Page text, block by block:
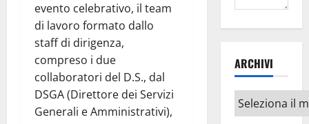
evento celebrativo, il team
di lavoro formato dallo
staff di dirigenza,
compreso i due
collaboratori del D.S., dal
DSGA (Direttore dei Servizi
Generali e Amministrativi),
ARCHIVI
Archivi